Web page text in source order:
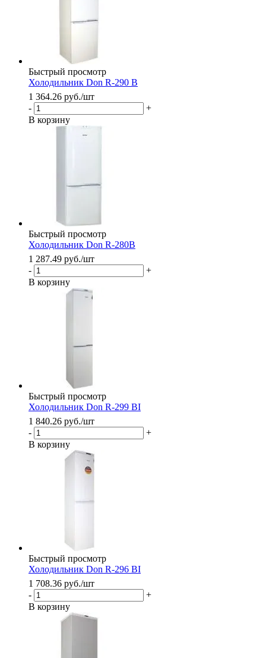
Быстрый просмотр
Холодильник Don R-290 B
1 364.26 руб./шт
-
+
В корзину
Быстрый просмотр
Холодильник Don R-280B
1 287.49 руб./шт
-
+
В корзину
Быстрый просмотр
Холодильник Don R-299 BI
1 840.26 руб./шт
-
+
В корзину
Быстрый просмотр
Холодильник Don R-296 BI
1 708.36 руб./шт
-
+
В корзину